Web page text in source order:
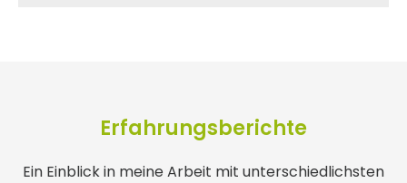
Erfahrungsberichte
Ein Einblick in meine Arbeit mit unterschiedlichsten